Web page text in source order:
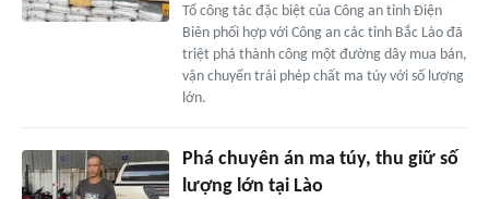
Tổ công tác đặc biệt của Công an tỉnh Điện
Biên phối hợp với Công an các tỉnh Bắc Lào đã
triệt phá thành công một đường dây mua bán,
vận chuyển trái phép chất ma túy với số lượng
lớn.
Phá chuyên án ma túy, thu giữ số
lượng lớn tại Lào